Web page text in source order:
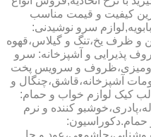
کیفیت و قیمت مناسب
سرو نوشیدنی:
و ظرف یخ،تنگ و گیلاس،قهوه
پذیرایی و آشپزخانه: سرو
رومیزی،ظروف و سرویس پخت
آشپزخانه،قاشق،چنگال و
کیک لوازم خواب و حمام:
کننده و نرم
و جا